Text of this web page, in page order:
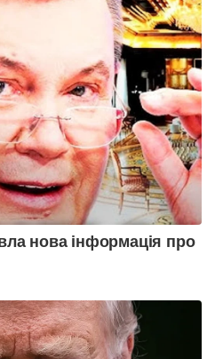
нова інформація про